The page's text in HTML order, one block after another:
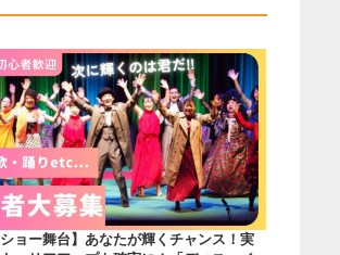
ョー舞台】あなたが輝くチャンス！実